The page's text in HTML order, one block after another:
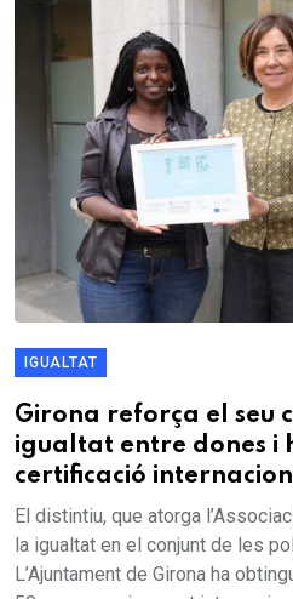
IGUALTAT
Girona reforça el seu
igualtat entre dones i
certificació
El distintiu, que atorga
la igualtat en el conjunt de les
L’Ajuntament de Girona ha